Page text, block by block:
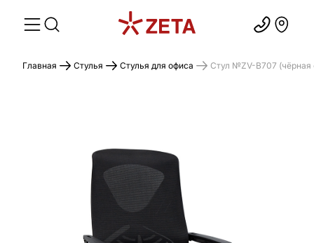
Главная Стулья Стулья для офиса Стул №ZV-B707 (чёрная